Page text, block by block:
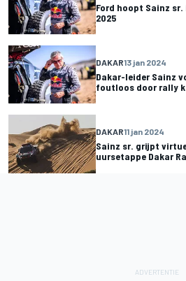
Ford hoopt Sainz
2025
DAKAR13 jan 2024
Dakar-leider Sainz
foutloos door rally
DAKAR11 jan 2024
Sainz sr. grijpt
uursetappe Dakar